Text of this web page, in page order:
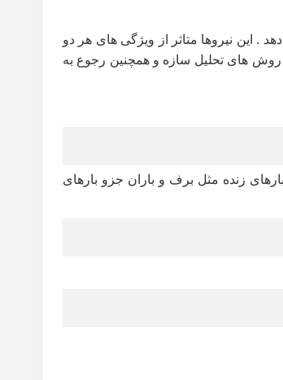
این نیروها متاثر از ویژگی های هر دو
روش های تحلیل سازه و همچنین رجوع به
زنده مثل برف و باران جزو بارهای